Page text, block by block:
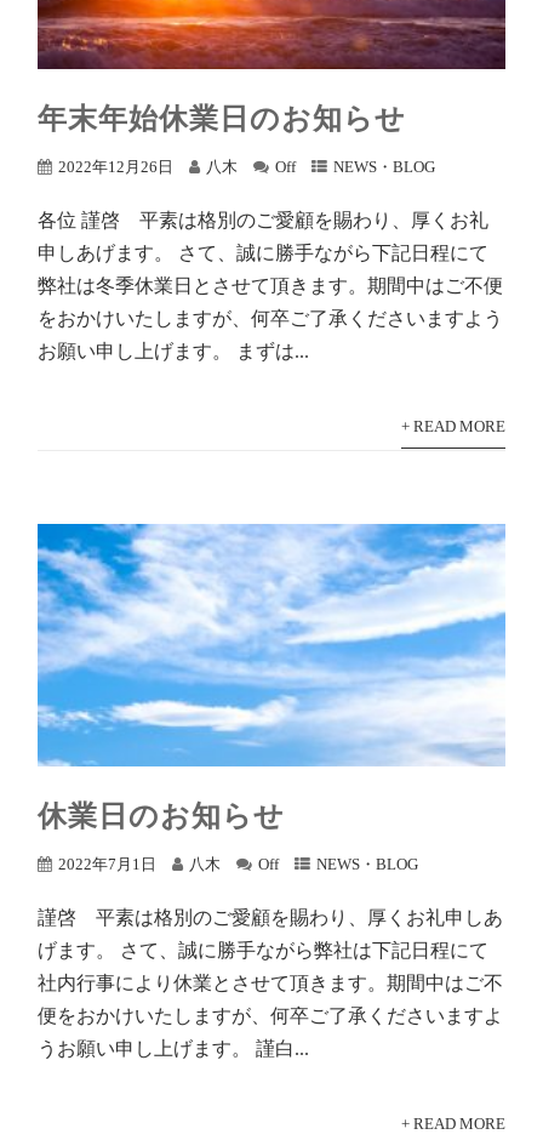
年末年始休業日のお知らせ
2022年12月26日 八木 Off NEWS・BLOG
各位 謹啓 平素は格別のご愛顧を賜わり、厚くお礼
申しあげます。 さて、誠に勝手ながら下記日程にて
弊社は冬季休業日とさせて頂きます。期間中はご不便
をおかけいたしますが、何卒ご了承くださいますよう
お願い申し上げます。 まずは...
+ READ MORE
休業日のお知らせ
2022年7月1日 八木 Off NEWS・BLOG
謹啓 平素は格別のご愛顧を賜わり、厚くお礼申しあ
げます。 さて、誠に勝手ながら弊社は下記日程にて
社内行事により休業とさせて頂きます。期間中はご不
便をおかけいたしますが、何卒ご了承くださいますよ
うお願い申し上げます。 謹白...
+ READ MORE